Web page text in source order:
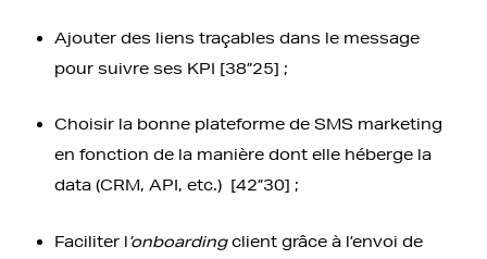
Ajouter des liens traçables dans le message
pour suivre ses KPI [38”25] ;
Choisir la bonne plateforme de SMS marketing
en fonction de la manière dont elle héberge la
data (CRM, API, etc.) [42”30] ;
Faciliter l’onboardingclient grâce à l’envoi de